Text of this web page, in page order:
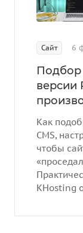
Сайт 6
Подбор
версии
Как
CMS,
чтобы
KHosting